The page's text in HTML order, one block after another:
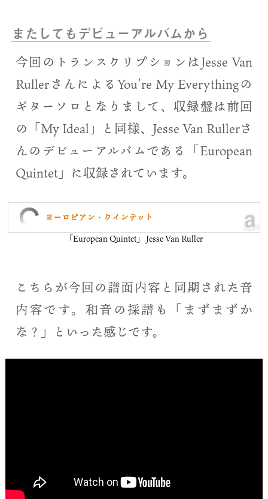
またしてもデビューアルバムから
今回のトランスクリプションはJesse Van
RullerさんによるYou’re My Everythingの
ギターソロとなりまして、収録盤は前回
の「My Ideal」と同様、Jesse Van Rullerさ
んのデビューアルバムである「European
Quintet」に収録されています。
ヨーロピアン・クインテット
「European Quintet」 Jesse Van Ruller
こちらが今回の譜面内容と同期された音
内容です。和音の採譜も「まずまずか
な？」といった感じです。